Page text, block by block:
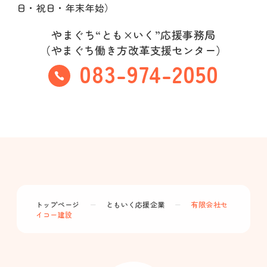
日・祝日・年末年始）
やまぐち“とも×いく”応援事務局
（やまぐち働き方改革支援センター）
083-974-2050
トップページ ー ともいく応援企業 ー
有限会社セ
イコー建設